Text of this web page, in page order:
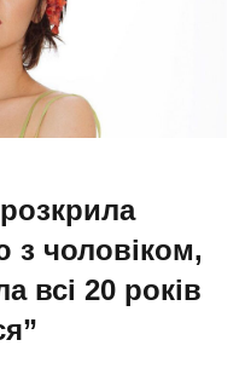
з чоловіком,
всі 20 років